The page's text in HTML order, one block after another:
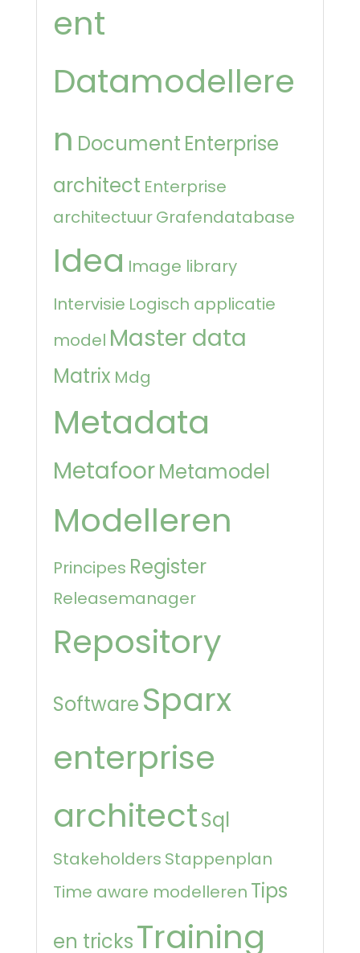
ent
Datamodellere
n Document Enterprise
architect Enterprise
architectuurGrafendatabase
Idea Image library
Intervisie Logisch applicatie
model Master data
Matrix Mdg
Metadata
MetafoorMetamodel
Modelleren
Principes Register
Releasemanager
Repository
Software Sparx
enterprise
architectSql
Stakeholders Stappenplan
Time aware modelleren Tips
en tricksTraining